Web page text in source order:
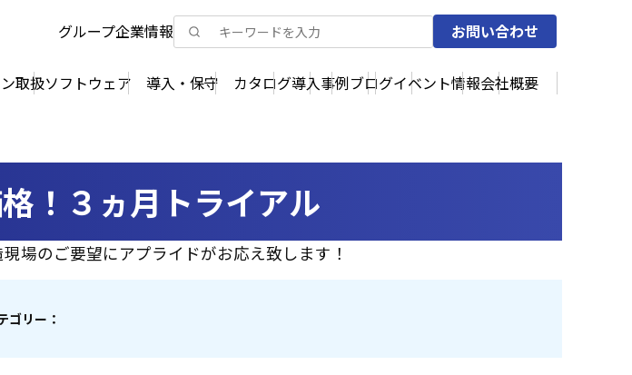
グループ企業情報 お問い合わせ
取扱ソフトウェア 導入・保守 カタログ導入事例ブログイベント情報会社概要
！３ヵ月トライアル
場のご要望にアプライドがお応え致します！
ゴリー：